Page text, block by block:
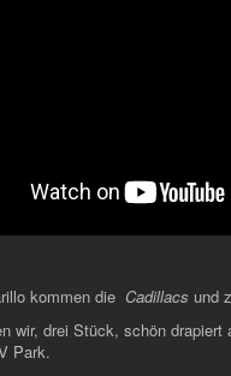
kommen die Cadillacs und
wir, drei Stück, schön drapiert
Park.